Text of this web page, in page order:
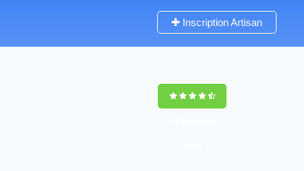
Inscription Artisan